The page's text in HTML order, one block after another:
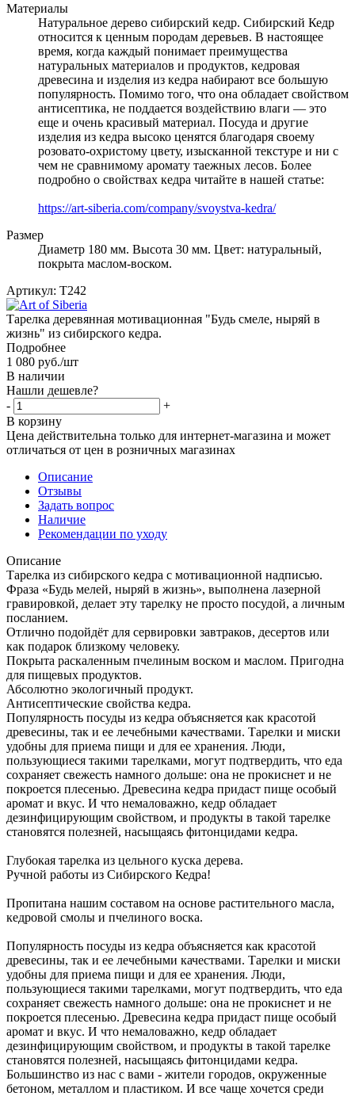
Материалы
Натуральное дерево сибирский кедр. Сибирский Кедр
относится к ценным породам деревьев. В настоящее
время, когда каждый понимает преимущества
натуральных материалов и продуктов, кедровая
древесина и изделия из кедра набирают все большую
популярность. Помимо того, что она обладает свойством
антисептика, не поддается воздействию влаги — это
еще и очень красивый материал. Посуда и другие
изделия из кедра высоко ценятся благодаря своему
розовато-охристому цвету, изысканной текстуре и ни с
чем не сравнимому аромату таежных лесов. Более
подробно о свойствах кедра читайте в нашей статье:
https://art-siberia.com/company/svoystva-kedra/
Размер
Диаметр 180 мм. Высота 30 мм. Цвет: натуральный,
покрыта маслом-воском.
Артикул: T242
Тарелка деревянная мотивационная "Будь смеле, ныряй в
жизнь" из сибирского кедра.
Подробнее
1 080 руб./шт
В наличии
Нашли дешевле?
-
+
В корзину
Цена действительна только для интернет-магазина и может
отличаться от цен в розничных магазинах
Описание
Отзывы
Задать вопрос
Наличие
Рекомендации по уходу
Описание
Тарелка из сибирского кедра с мотивационной надписью.
Фраза «Будь мелей, ныряй в жизнь», выполнена лазерной
гравировкой, делает эту тарелку не просто посудой, а личным
посланием.
Отлично подойдёт для сервировки завтраков, десертов или
как подарок близкому человеку.
Покрыта раскаленным пчелиным воском и маслом. Пригодна
для пищевых продуктов.
Абсолютно экологичный продукт.
Антисептические свойства кедра.
Популярность посуды из кедра объясняется как красотой
древесины, так и ее лечебными качествами. Тарелки и миски
удобны для приема пищи и для ее хранения. Люди,
пользующиеся такими тарелками, могут подтвердить, что еда
сохраняет свежесть намного дольше: она не прокиснет и не
покроется плесенью. Древесина кедра придаст пище особый
аромат и вкус. И что немаловажно, кедр​ обладает
дезинфицирующим свойством, и продукты в такой тарелке
становятся полезней, насыщаясь фитонцидами кедра.
Глубокая тарелка из цельного куска дерева.
Ручной работы из Сибирского Кедра!
Пропитана нашим составом на основе растительного масла,
кедровой смолы и пчелиного воска.
Популярность посуды из кедра объясняется как красотой
древесины, так и ее лечебными качествами. Тарелки и миски
удобны для приема пищи и для ее хранения. Люди,
пользующиеся такими тарелками, могут подтвердить, что еда
сохраняет свежесть намного дольше: она не прокиснет и не
покроется плесенью. Древесина кедра придаст пище особый
аромат и вкус. И что немаловажно, кедр​ обладает
дезинфицирующим свойством, и продукты в такой тарелке
становятся полезней, насыщаясь фитонцидами кедра.
Большинство из нас с вами - жители городов, окруженные
бетоном, металлом и пластиком. И все чаще хочется среди